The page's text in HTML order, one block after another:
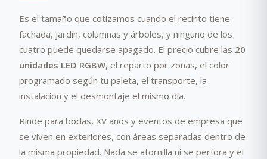
Es el tamaño que cotizamos cuando el recinto tiene
fachada, jardín, columnas y árboles, y ninguno de los
cuatro puede quedarse apagado. El precio cubre las 20
unidades LED RGBW, el reparto por zonas, el color
programado según tu paleta, el transporte, la
instalación y el desmontaje el mismo día.
Rinde para bodas, XV años y eventos de empresa que
se viven en exteriores, con áreas separadas dentro de
la misma propiedad. Nada se atornilla ni se perfora y el